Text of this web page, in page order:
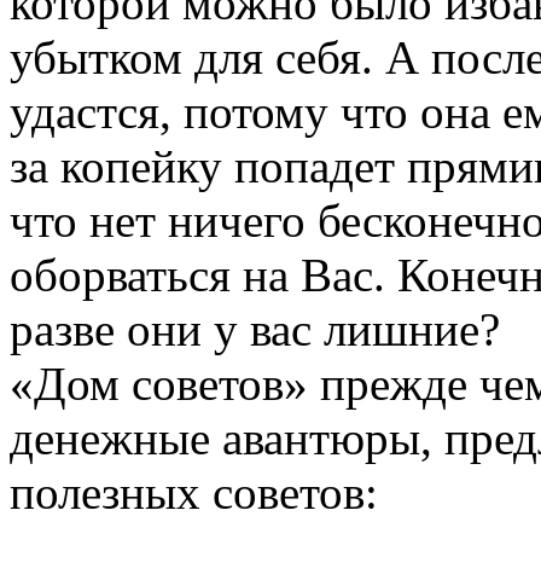
убытком для себя. А
удастся, потому что она
за копейку попадет
что нет ничего
оборваться на Вас.
разве они у вас лишние?
«Дом советов» прежде
денежные авантюры,
полезных советов: